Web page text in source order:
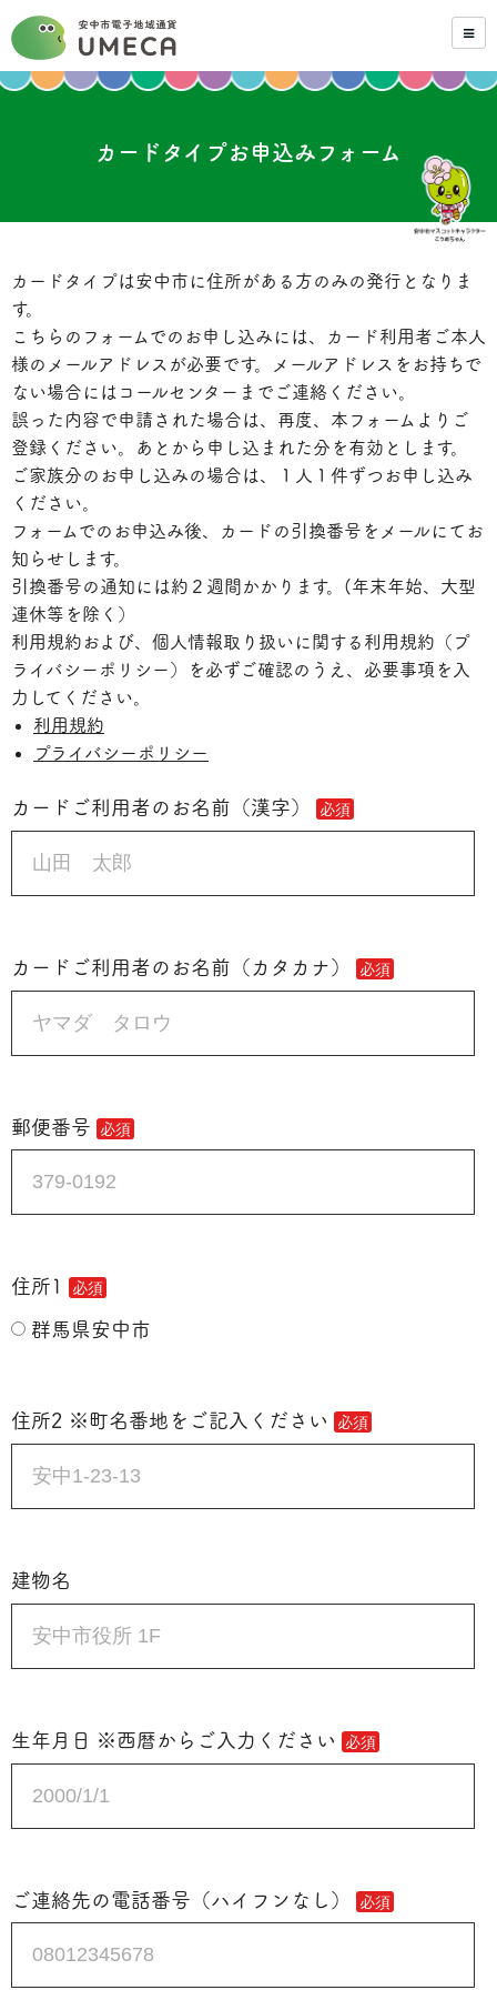
カードタイプお申込みフォーム
カードタイプは安中市に住所がある方のみの発行となりま
す。
こちらのフォームでのお申し込みには、カード利用者ご本人
様のメールアドレスが必要です。メールアドレスをお持ちで
ない場合にはコールセンターまでご連絡ください。
誤った内容で申請された場合は、再度、本フォームよりご
登録ください。あとから申し込まれた分を有効とします。
ご家族分のお申し込みの場合は、１人１件ずつお申し込み
ください。
フォームでのお申込み後、カードの引換番号をメールにてお
知らせします。
引換番号の通知には約２週間かかります。(年末年始、大型
連休等を除く）
利用規約および、個人情報取り扱いに関する利用規約（プ
ライバシーポリシー）を必ずご確認のうえ、必要事項を入
力してください。
利用規約
プライバシーポリシー
カードご利用者のお名前（漢字）
カードご利用者のお名前（カタカナ）
郵便番号
住所1
群馬県安中市
住所2 ※町名番地をご記入ください
建物名
生年月日 ※西暦からご入力ください
ご連絡先の電話番号（ハイフンなし）